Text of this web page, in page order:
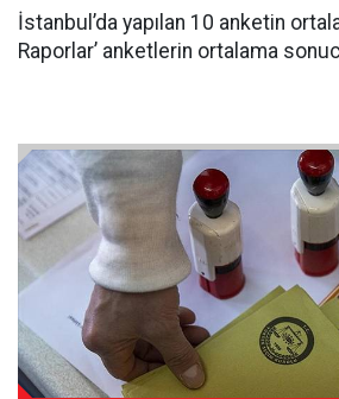
İstanbul’da yapılan 10 anketin
Raporlar’ anketlerin ortalama